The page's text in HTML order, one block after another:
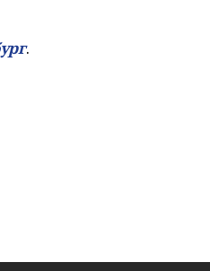
.